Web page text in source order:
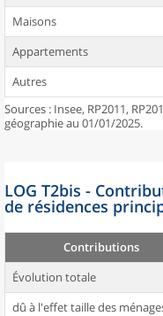
Maisons
Appartements
Autres
Sources : Insee, RP2011,
géographie au 01/01/2025.
LOG T2bis -
de résidences
Contributions
Évolution totale
dû à l'effet taille des